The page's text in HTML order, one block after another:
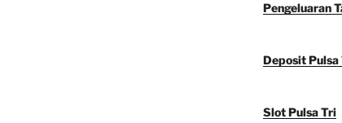
Pengeluaran
Deposit Pulsa
Slot Pulsa Tri